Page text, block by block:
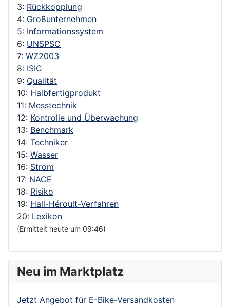
3: Rückkopplung
4: Großunternehmen
5: Informationssystem
6: UNSPSC
7: WZ2003
8: ISIC
9: Qualität
10: Halbfertigprodukt
11: Messtechnik
12: Kontrolle und Überwachung
13: Benchmark
14: Techniker
15: Wasser
16: Strom
17: NACE
18: Risiko
19: Hall-Héroult-Verfahren
20: Lexikon
(Ermittelt heute um 09:46)
Neu im Marktplatz
Jetzt Angebot für E-Bike-Versandkosten